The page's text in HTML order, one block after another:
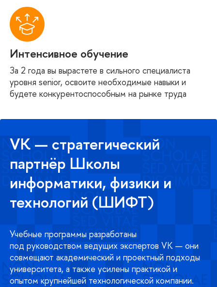
Интенсивное обучение
За 2 года вы вырастете в сильного специалиста
уровня senior, освоите необходимые навыки и
будете конкурентоспособным на рынке труда
VK — стратегический
партнёр Школы
информатики, физики и
технологий (ШИФТ)
Учебные программы разработаны
под руководством ведущих экспертов VK — они
совмещают академический и проектный подходы
университета, а также усилены практикой и
опытом крупнейшей технологической компании.